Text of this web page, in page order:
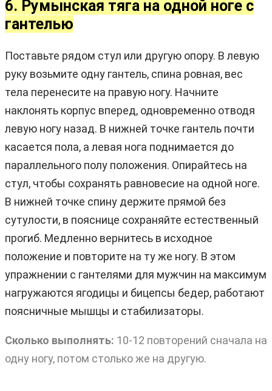
6. Румынская тяга на одной ноге с
гантелью
Поставьте рядом стул или другую опору. В левую
руку возьмите одну гантель, спина ровная, вес
тела перенесите на правую ногу. Начните
наклонять корпус вперед, одновременно отводя
левую ногу назад. В нижней точке гантель почти
касается пола, а левая нога поднимается до
параллельного полу положения. Опирайтесь на
стул, чтобы сохранять равновесие на одной ноге.
В нижней точке спину держите прямой без
сутулости, в пояснице сохраняйте естественный
прогиб. Медленно вернитесь в исходное
положение и повторите на ту же ногу. В этом
упражнении с гантелями для мужчин на максимум
нагружаются ягодицы и бицепсы бедер, работают
поясничные мышцы и стабилизаторы.
Сколько выполнять: 10-12 повторений сначала на
одну ногу, потом столько же на другую.